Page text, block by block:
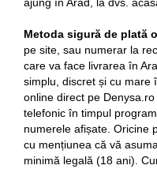
Metoda sigură de plată
pe site, sau numerar la
care va face livrarea în
simplu, discret și cu mare
online direct pe
telefonic în timpul
numerele afișate. Oricine
cu mențiunea că vă
minimă legală (18 ani).